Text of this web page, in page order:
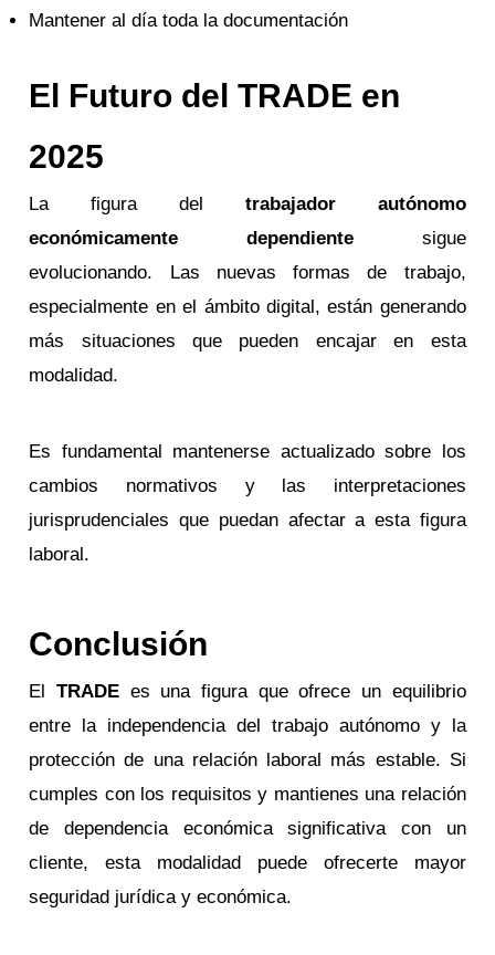
Mantener al día toda la documentación
El Futuro del TRADE en
2025
La figura del trabajador autónomo
económicamente dependiente sigue
evolucionando. Las nuevas formas de trabajo,
especialmente en el ámbito digital, están generando
más situaciones que pueden encajar en esta
modalidad.
Es fundamental mantenerse actualizado sobre los
cambios normativos y las interpretaciones
jurisprudenciales que puedan afectar a esta figura
laboral.
Conclusión
El TRADEes una figura que ofrece un equilibrio
entre la independencia del trabajo autónomo y la
protección de una relación laboral más estable. Si
cumples con los requisitos y mantienes una relación
de dependencia económica significativa con un
cliente, esta modalidad puede ofrecerte mayor
seguridad jurídica y económica.